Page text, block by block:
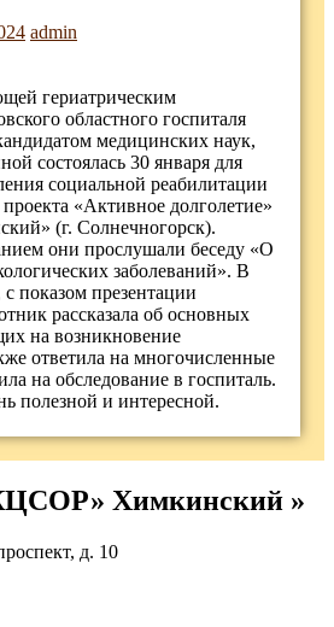
admin
гериатрическим
областного госпиталя
медицинских наук,
состоялась 30 января для
социальной реабилитации
«Активное долголетие»
(г. Солнечногорск).
они прослушали беседу «О
заболеваний». В
показом презентации
рассказала об основных
на возникновение
ответила на многочисленные
на обследование в госпиталь.
полезной и интересной.
Химкинский »
д. 10